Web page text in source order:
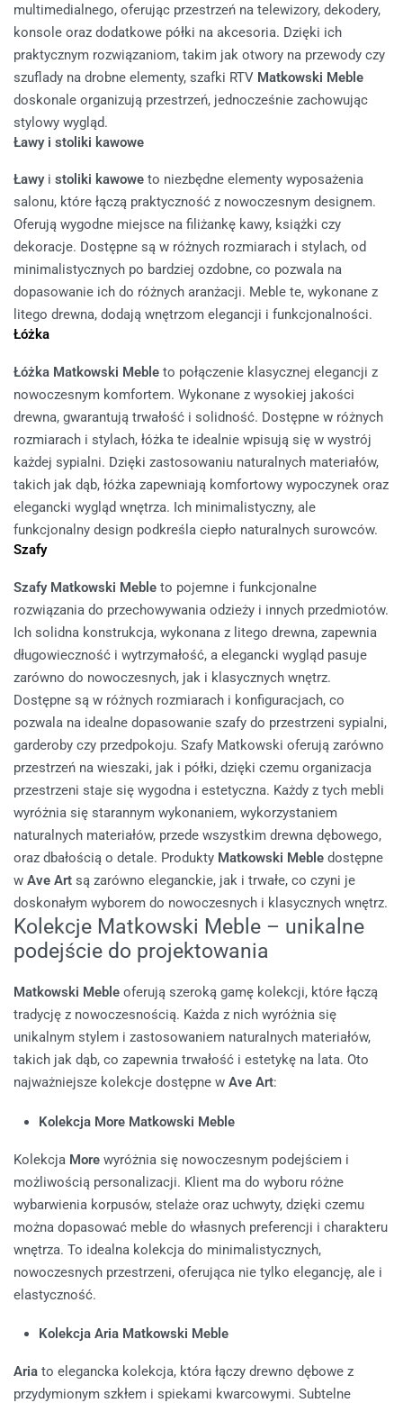
multimedialnego, oferując przestrzeń na telewizory, dekodery,
konsole oraz dodatkowe półki na akcesoria. Dzięki ich
praktycznym rozwiązaniom, takim jak otwory na przewody czy
szuflady na drobne elementy, szafki RTV Matkowski Meble
doskonale organizują przestrzeń, jednocześnie zachowując
stylowy wygląd.
Ławy i stoliki kawowe
Ławyi stoliki kawowe to niezbędne elementy wyposażenia
salonu, które łączą praktyczność z nowoczesnym designem.
Oferują wygodne miejsce na filiżankę kawy, książki czy
dekoracje. Dostępne są w różnych rozmiarach i stylach, od
minimalistycznych po bardziej ozdobne, co pozwala na
dopasowanie ich do różnych aranżacji. Meble te, wykonane z
litego drewna, dodają wnętrzom elegancji i funkcjonalności.
Łóżka
Łóżka Matkowski Meble to połączenie klasycznej elegancji z
nowoczesnym komfortem. Wykonane z wysokiej jakości
drewna, gwarantują trwałość i solidność. Dostępne w różnych
rozmiarach i stylach, łóżka te idealnie wpisują się w wystrój
każdej sypialni. Dzięki zastosowaniu naturalnych materiałów,
takich jak dąb, łóżka zapewniają komfortowy wypoczynek oraz
elegancki wygląd wnętrza. Ich minimalistyczny, ale
funkcjonalny design podkreśla ciepło naturalnych surowców.
Szafy
Szafy Matkowski Meble to pojemne i funkcjonalne
rozwiązania do przechowywania odzieży i innych przedmiotów.
Ich solidna konstrukcja, wykonana z litego drewna, zapewnia
długowieczność i wytrzymałość, a elegancki wygląd pasuje
zarówno do nowoczesnych, jak i klasycznych wnętrz.
Dostępne są w różnych rozmiarach i konfiguracjach, co
pozwala na idealne dopasowanie szafy do przestrzeni sypialni,
garderoby czy przedpokoju. Szafy Matkowski oferują zarówno
przestrzeń na wieszaki, jak i półki, dzięki czemu organizacja
przestrzeni staje się wygodna i estetyczna. Każdy z tych mebli
wyróżnia się starannym wykonaniem, wykorzystaniem
naturalnych materiałów, przede wszystkim drewna dębowego,
oraz dbałością o detale. Produkty Matkowski Meble dostępne
w Ave Art są zarówno eleganckie, jak i trwałe, co czyni je
doskonałym wyborem do nowoczesnych i klasycznych wnętrz.
Kolekcje Matkowski Meble – unikalne
podejście do projektowania
Matkowski Meble oferują szeroką gamę kolekcji, które łączą
tradycję z nowoczesnością. Każda z nich wyróżnia się
unikalnym stylem i zastosowaniem naturalnych materiałów,
takich jak dąb, co zapewnia trwałość i estetykę na lata. Oto
najważniejsze kolekcje dostępne w Ave Art:
Kolekcja More Matkowski Meble
Kolekcja More wyróżnia się nowoczesnym podejściem i
możliwością personalizacji. Klient ma do wyboru różne
wybarwienia korpusów, stelaże oraz uchwyty, dzięki czemu
można dopasować meble do własnych preferencji i charakteru
wnętrza. To idealna kolekcja do minimalistycznych,
nowoczesnych przestrzeni, oferująca nie tylko elegancję, ale i
elastyczność.
Kolekcja Aria Matkowski Meble
Aria to elegancka kolekcja, która łączy drewno dębowe z
przydymionym szkłem i spiekami kwarcowymi. Subtelne